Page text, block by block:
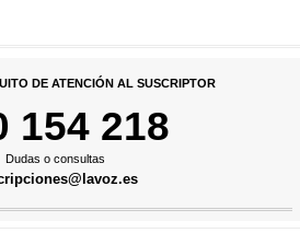
DE ATENCIÓN AL SUSCRIPTOR
154 218
Dudas o consultas